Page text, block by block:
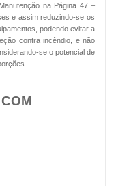
na Página 47 –
e assim reduzindo-se os
podendo evitar a
contra incêndio, e não
se o potencial de